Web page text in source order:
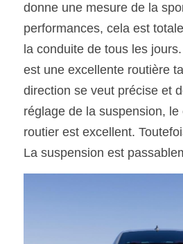
donne une mesure de la
performances, cela est
la conduite de tous les
est une excellente routière
direction se veut précise et
réglage de la suspension,
routier est excellent.
La suspension est